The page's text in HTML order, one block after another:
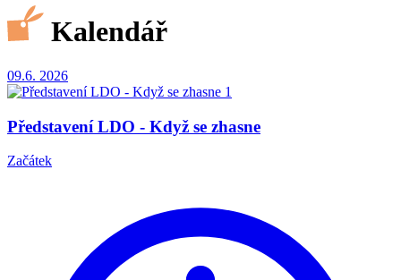
Kalendář
09.6. 2026
Představení LDO - Když se zhasne
Začátek